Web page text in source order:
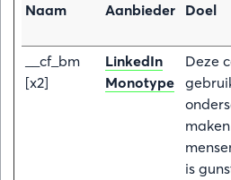
Naam Aanbieder Doel
__cf_bm
[x2]
LinkedIn
Monotype
Deze
is